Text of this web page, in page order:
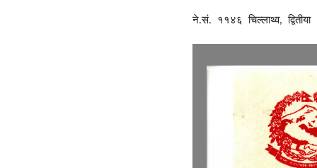
ने.सं. ११४६ चिल्लाथ्व,द्वितीया